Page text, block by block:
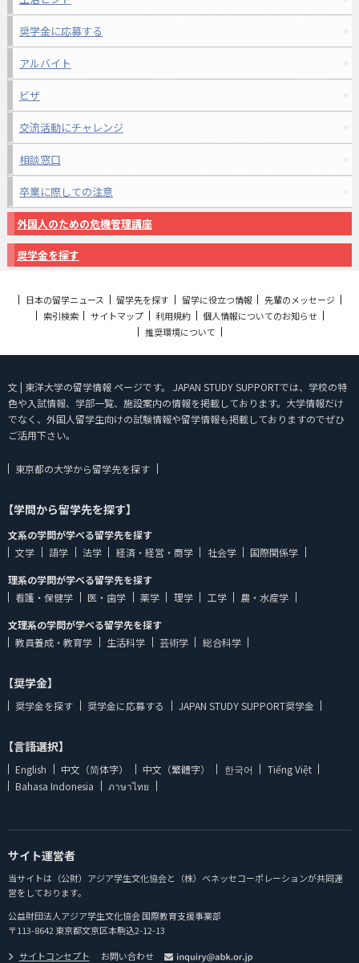
奨学金に応募する
アルバイト
ビザ
交流活動にチャレンジ
相談窓口
卒業に際しての注意
外国人のための危機管理講座
奨学金を探す
日本の留学ニュース 留学先を探す 留学に役立つ情報
先輩のメッセージ
索引検索
サイトマップ 利用規約
個人情報についてのお知らせ
推奨環境について
文 | 東洋大学の留学情報 ページです。 JAPAN STUDY SUPPORTでは、学校の特
色や入試情報、学部一覧、施設案内の情報を掲載しております。大学情報だけ
でなく、外国人留学生向けの試験情報や留学情報も掲載しておりますのでぜひ
ご活用下さい。
東京都の大学から留学先を探す
【学問から留学先を探す】
文系の学問が学べる留学先を探す
文学
語学 法学 経済・経営・商学 社会学
国際関係学
理系の学問が学べる留学先を探す
看護・保健学
医・歯学 薬学 理学 工学
農・水産学
文理系の学問が学べる留学先を探す
教員養成・教育学
生活科学 芸術学 総合科学
【奨学金】
奨学金を探す 奨学金に応募する JAPAN STUDY SUPPORT奨学金
【言語選択】
English 中文（简体字） 中文（繁體字） 한국어
Tiếng Việt
Bahasa Indonesia
ภาษาไทย
サイト運営者
当サイトは（公財）アジア学生文化協会と（株）ベネッセコーポレーションが共同運
営をしております。
公益財団法人アジア学生文化協会 国際教育支援事業部
〒113-8642 東京都文京区本駒込2-12-13
サイトコンセプト
お問い合わせ